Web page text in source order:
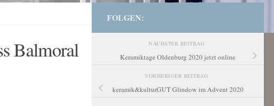
Balmoral
FOLGEN:
NÄCHSTER BEITRAG
Keramiktage Oldenburg 2020 jetzt online
VORHERIGER BEITRAG
keramik&kulturGUT Glindow im Advent 2020